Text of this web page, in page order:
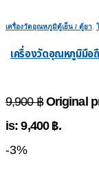
เครื่องวัดอุณหภูมิตู้เย็น / ตู้ยา
เครื่องวัดอุณหภูมิมือ
9,900฿ Original
is: 9,400 ฿.
-3%